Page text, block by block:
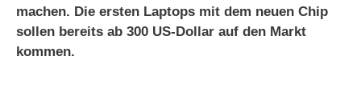
machen. Die ersten Laptops mit dem neuen Chip
sollen bereits ab 300 US-Dollar auf den Markt
kommen.